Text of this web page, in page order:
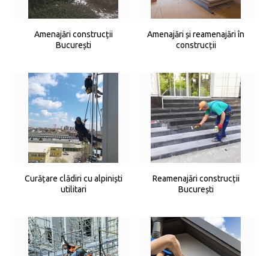
Amenajări construcții
București
Amenajări și reamenajări în
construcții
Curățare clădiri cu alpiniști
utilitari
Reamenajări construcții
București